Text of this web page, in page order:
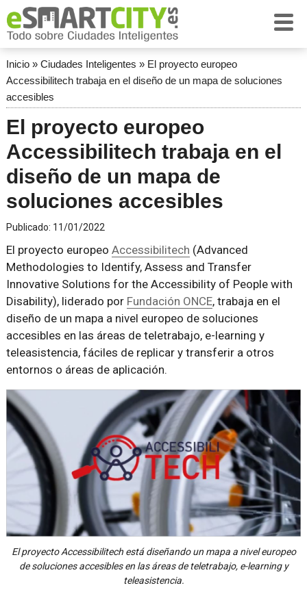
Inicio» Ciudades Inteligentes » El proyecto europeo
Accessibilitech trabaja en el diseño de un mapa de soluciones
accesibles
El proyecto europeo
Accessibilitech trabaja en el
diseño de un mapa de
soluciones accesibles
Publicado: 11/01/2022
El proyecto europeo Accessibilitech (Advanced
Methodologies to Identify, Assess and Transfer
Innovative Solutions for the Accessibility of People with
Disability), liderado por Fundación ONCE, trabaja en el
diseño de un mapa a nivel europeo de soluciones
accesibles en las áreas de teletrabajo, e-learning y
teleasistencia, fáciles de replicar y transferir a otros
entornos o áreas de aplicación.
El proyecto Accessibilitech está diseñando un mapa a nivel europeo
de soluciones accesibles en las áreas de teletrabajo, e-learning y
teleasistencia.